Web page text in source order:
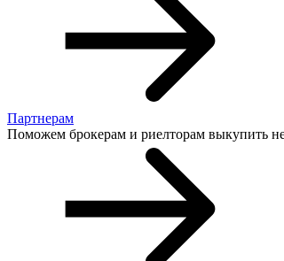
Партнерам
Поможем брокерам и риелторам выкупить